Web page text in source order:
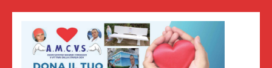
contenuto
(premi